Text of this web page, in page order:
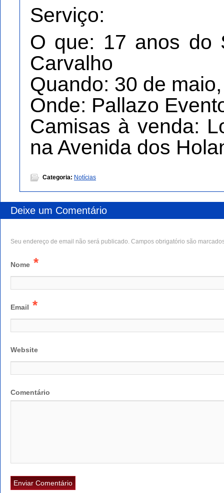
Serviço:
O que: 17 anos do
Carvalho
Quando: 30 de
Onde: Pallazo
Camisas à venda:
na Avenida dos
Categoria: Notícias
Deixe um Comentário
Seu endereço de email não será publicado. Campos obrigatório são
Nome *
Email *
Website
Comentário